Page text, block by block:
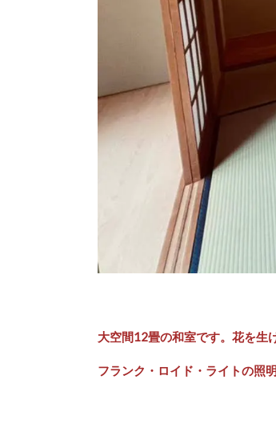
大空間12畳の和室です。花を生
フランク・ロイド・ライトの照